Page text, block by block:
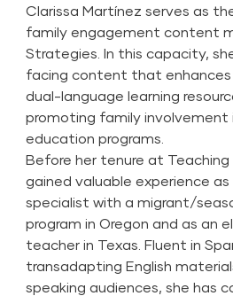
Clarissa Martínez serves as
family engagement content
Strategies. In this capacity,
facing content that enhances
dual-language learning
promoting family involvement
education programs.
Before her tenure at
gained valuable experience
specialist with a migrant/
program in Oregon and as an
teacher in Texas. Fluent in
transadapting English
speaking audiences, she has